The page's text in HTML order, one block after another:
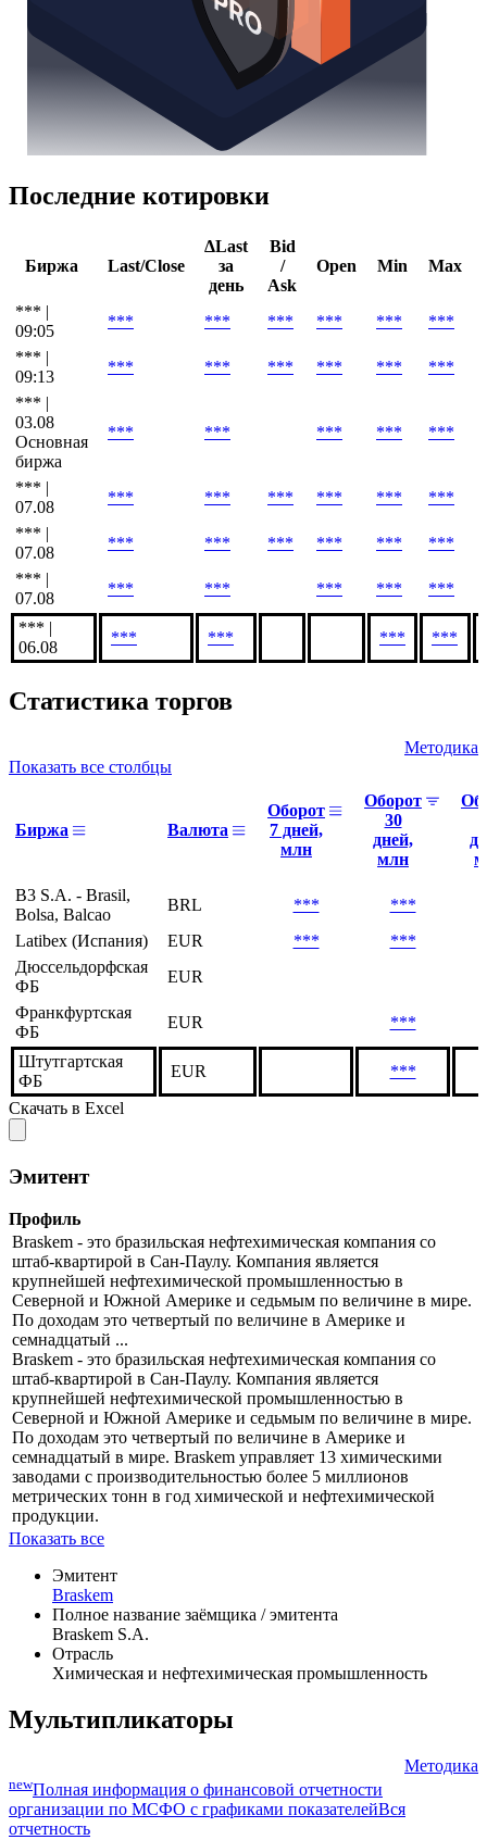
Последние котировки
Биржа Last/Close
ΔLast
за
день
Bid
/
Ask
Open Min Max
*** |
09:05
*** *** *** *** ***
***
*** |
09:13
*** *** *** *** ***
***
*** |
03.08
Основная
биржа
*** *** *** *** ***
*** |
07.08
*** *** *** *** ***
***
*** |
07.08
*** *** *** *** ***
***
*** |
07.08
*** *** *** *** ***
*** |
06.08
*** *** *** ***
Статистика торгов
Методика
Показать все столбцы
Биржа Валюта
Оборот
7 дней,
млн
Оборот
30
дней,
млн
B3 S.A. - Brasil,
Bolsa, Balcao
BRL *** ***
Latibex (Испания)
EUR *** ***
Дюссельдорфская
ФБ
EUR
Франкфуртская
ФБ
EUR ***
Штутгартская
ФБ
EUR ***
Скачать в Excel
Эмитент
Профиль
Braskem - это бразильская нефтехимическая компания со
штаб-квартирой в Сан-Паулу. Компания является
крупнейшей нефтехимической промышленностью в
Северной и Южной Америке и седьмым по величине в мире.
По доходам это четвертый по величине в Америке и
семнадцатый ...
Braskem - это бразильская нефтехимическая компания со
штаб-квартирой в Сан-Паулу. Компания является
крупнейшей нефтехимической промышленностью в
Северной и Южной Америке и седьмым по величине в мире.
По доходам это четвертый по величине в Америке и
семнадцатый в мире. Braskem управляет 13 химическими
заводами с производительностью более 5 миллионов
метрических тонн в год химической и нефтехимической
продукции.
Показать все
Эмитент
Braskem
Полное название заёмщика / эмитента
Braskem S.A.
Отрасль
Химическая и нефтехимическая промышленность
Мультипликаторы
Методика
newПолная информация о финансовой отчетности
организации по МСФО с графиками показателейВся
отчетность